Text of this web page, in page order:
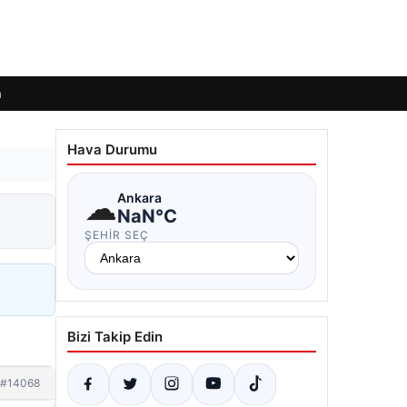
#14068
Hava Durumu
☁Ankara
NaN°C
ŞEHIR SEÇ
Bizi Takip Edin